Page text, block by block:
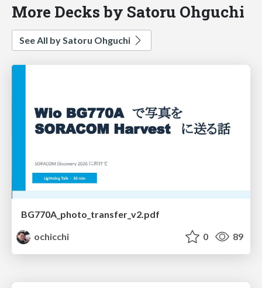
More Decks by Satoru Ohguchi
See All by Satoru Ohguchi
BG770A_photo_transfer_v2.pdf
ochicchi
0 89